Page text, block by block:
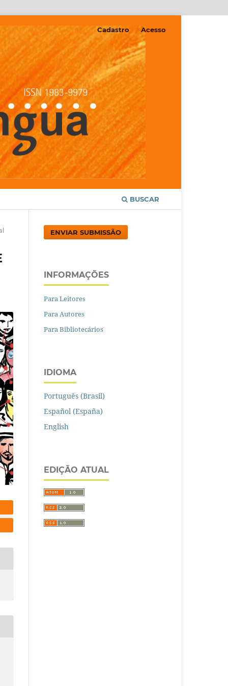
BUSCAR
Cadastro Acesso
ENVIAR SUBMISSÃO
INFORMAÇÕES
Para Leitores
Para Autores
Para Bibliotecários
IDIOMA
Português (Brasil)
Español (España)
English
EDIÇÃO ATUAL